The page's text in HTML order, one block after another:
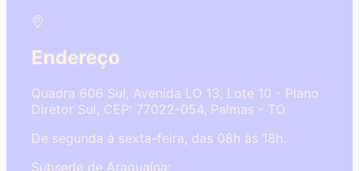
Endereço
Quadra 606 Sul, Avenida LO 13, Lote 10 - Plano
Diretor Sul, CEP: 77022-054, Palmas - TO
De segunda à sexta-feira, das 08h às 18h.
Subsede de Araguaína: